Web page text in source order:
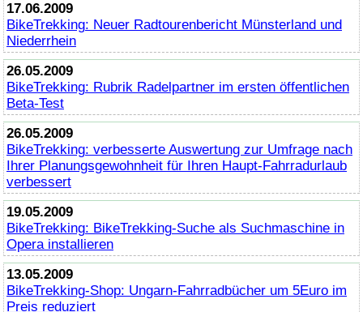
17.06.2009
BikeTrekking: Neuer Radtourenbericht Münsterland und
Niederrhein
26.05.2009
BikeTrekking: Rubrik Radelpartner im ersten öffentlichen
Beta-Test
26.05.2009
BikeTrekking: verbesserte Auswertung zur Umfrage nach
Ihrer Planungsgewohnheit für Ihren Haupt-Fahrradurlaub
verbessert
19.05.2009
BikeTrekking: BikeTrekking-Suche als Suchmaschine in
Opera installieren
13.05.2009
BikeTrekking-Shop: Ungarn-Fahrradbücher um 5Euro im
Preis reduziert